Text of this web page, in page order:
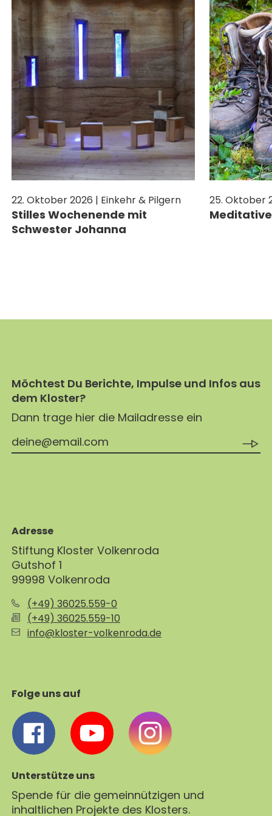
ANREISE
KONTAKT
BERICHTE
IMPULSE
PREDIGTEN
JETZT SPENDEN
MITHELFEN
JETZT SPENDEN
MITHELFEN
MITHELFEN
22. Oktober 2026 | Einkehr & Pilgern
Stilles Wochenende mit
Schwester Johanna
25. Oktober
Möchtest Du Berichte, Impulse und Infos aus
dem Kloster?
Dann trage hier die Mailadresse ein
Adresse
Stiftung Kloster Volkenroda
Gutshof 1
99998 Volkenroda
(+49) 36025.559-0
(+49) 36025.559-10
info@kloster-volkenroda.de
Folge uns auf
Unterstütze uns
Spende für die gemeinnützigen und
inhaltlichen Projekte des Klosters.